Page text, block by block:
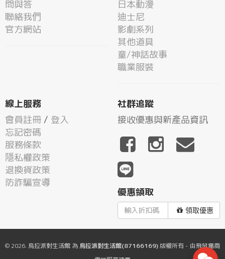
問與答
聯絡我們
官方網站
日本動漫
迪士尼
影劇系列
其他道具
童/神話故事
職業服裝
線上服務
會員註冊 / 登入
忘記密碼
服務條款
隱私權政策
退換貨政策
防詐騙宣導
社群追蹤
接收優惠與新產品資訊
優惠領取
領取優惠
© 2026. 烏拉派對生活館 為 烏拉派對生活館(87166169)版權所有 - 由飛鼠電商